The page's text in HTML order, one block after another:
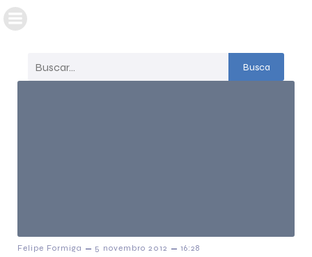
Busca
Felipe Formiga – 5 novembro 2012 – 16:28